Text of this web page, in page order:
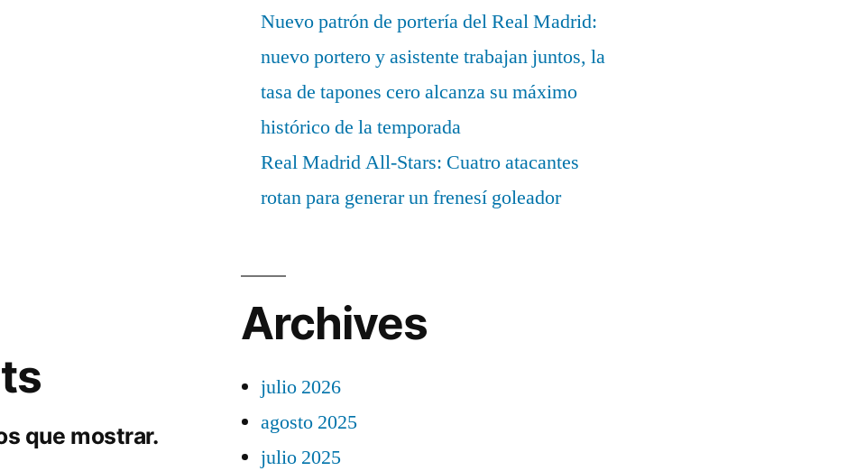
Nuevo patrón de portería del Real Madrid:
nuevo portero y asistente trabajan juntos, la
tasa de tapones cero alcanza su máximo
histórico de la temporada
Real Madrid All-Stars: Cuatro atacantes
rotan para generar un frenesí goleador
que mostrar.
Archives
julio 2026
agosto 2025
julio 2025